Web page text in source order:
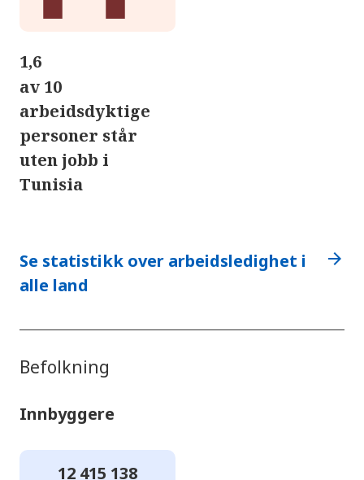
1,6
av 10
arbeidsdyktige
personer står
uten jobb i
Tunisia
Se statistikk over arbeidsledighet i
alle land
arrow_forward
Befolkning
Innbyggere
12 415 138